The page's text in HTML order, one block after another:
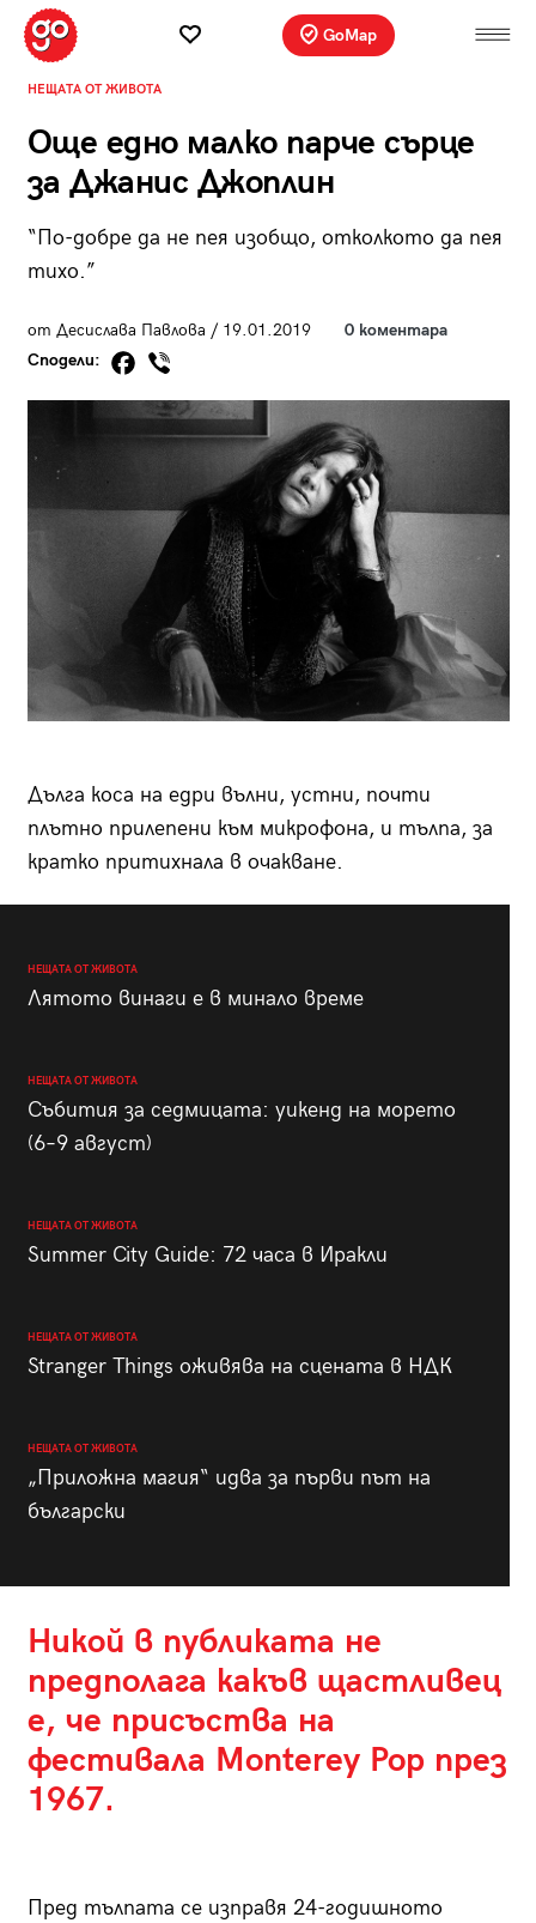
GoMap
НЕЩАТА ОТ ЖИВОТА
Още едно малко парче сърце
за Джанис Джоплин
“По-добре да не пея изобщо, отколкото да пея
тихо.”
от Десислава Павлова / 19.01.2019
0 коментара
Сподели:
Дълга коса на едри вълни, устни, почти
плътно прилепени към микрофона, и тълпа, за
кратко притихнала в очакване.
НЕЩАТА ОТ ЖИВОТА
Лятото винаги е в минало време
НЕЩАТА ОТ ЖИВОТА
Събития за седмицата: уикенд на морето
(6–9 август)
НЕЩАТА ОТ ЖИВОТА
Summer City Guide: 72 часа в Иракли
НЕЩАТА ОТ ЖИВОТА
Stranger Things оживява на сцената в НДК
НЕЩАТА ОТ ЖИВОТА
„Приложна магия“ идва за първи път на
български
Никой в публиката не
предполага какъв щастливец
е, че присъства на
фестивала Monterey Pop през
1967.
Пред тълпата се изправя 24-годишното